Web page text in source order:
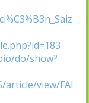
do/show?
article/view/FAI